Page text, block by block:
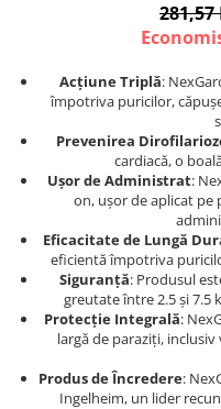
Hrană uscată
Recompense și snack-uri
Igienă
Șampoane și balsamuri
Hrană uscată
Igienă
Așternut Tofu / Nisip
Șampoane și balsamuri
281,57
Acțiune Triplă:
împotriva puricilor,
Prevenirea
cardiacă, o
Ușor de Administrat:
on, ușor de aplicat pe
Eficacitate de Lungă
eficientă împotriva
Siguranță: Produsul
greutate între 2.5 și 7.5
Protecție Integrală:
largă de paraziți,
Produs de Încredere:
Ingelheim, un lider